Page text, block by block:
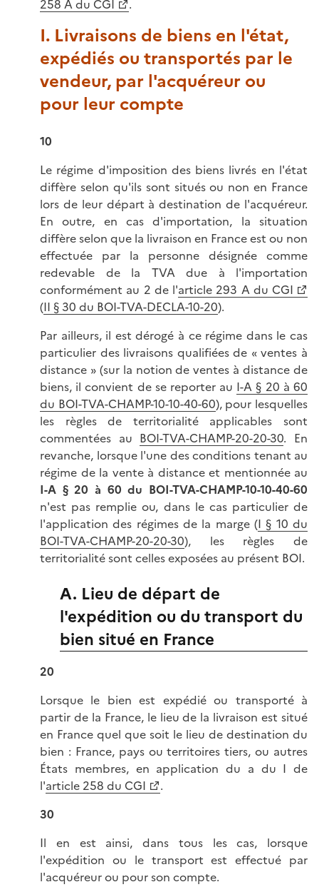
258 A du CGI .
I. Livraisons de biens en l'état,
expédiés ou transportés par le
vendeur, par l'acquéreur ou
pour leur compte
10
Le régime d'imposition des biens livrés en l'état
diffère selon qu'ils sont situés ou non en France
lors de leur départ à destination de l'acquéreur.
En outre, en cas d'importation, la situation
diffère selon que la livraison en France est ou non
effectuée par la personne désignée comme
redevable de la TVA due à l'importation
conformément au 2 de l'article 293 A du CGI
(II § 30 du BOI-TVA-DECLA-10-20).
Par ailleurs, il est dérogé à ce régime dans le cas
particulier des livraisons qualifiées de « ventes à
distance » (sur la notion de ventes à distance de
biens, il convient de se reporter au I-A § 20 à 60
du BOI-TVA-CHAMP-10-10-40-60), pour lesquelles
les règles de territorialité applicables sont
commentées au BOI-TVA-CHAMP-20-20-30. En
revanche, lorsque l'une des conditions tenant au
régime de la vente à distance et mentionnée au
I-A § 20 à 60 du BOI-TVA-CHAMP-10-10-40-60
n'est pas remplie ou, dans le cas particulier de
l'application des régimes de la marge (I § 10 du
BOI-TVA-CHAMP-20-20-30), les règles de
territorialité sont celles exposées au présent BOI.
A. Lieu de départ de
l'expédition ou du transport du
bien situé en France
20
Lorsque le bien est expédié ou transporté à
partir de la France, le lieu de la livraison est situé
en France quel que soit le lieu de destination du
bien : France, pays ou territoires tiers, ou autres
États membres, en application du a du I de
l'article 258 du CGI
.
30
Il en est ainsi, dans tous les cas, lorsque
l'expédition ou le transport est effectué par
l'acquéreur ou pour son compte.